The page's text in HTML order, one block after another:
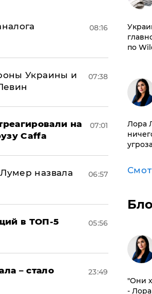
08:16
Украины и
07:38
на
Caffa
07:01
назвала
06:57
в ТОП-5
05:56
– стало
23:49
по
Лора
"Они
-